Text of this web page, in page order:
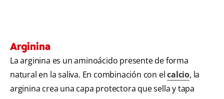
Arginina
La arginina es un aminoácido presente de forma
natural en la saliva. En combinación con elcalcio, la
arginina crea una capa protectora que sella y tapa